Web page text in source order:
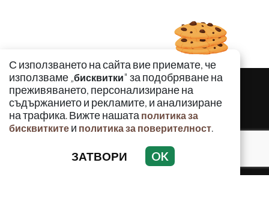
С използването на сайта вие приемате, че
използваме „бисквитки" за подобряване на
преживяването, персонализиране на
съдържанието и рекламите, и анализиране
на трафика. Вижте нашата политика за
бисквитките и политика за поверителност.
ЗАТВОРИ OK